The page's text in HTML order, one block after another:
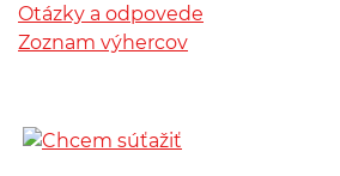
Otázky a odpovede
Zoznam výhercov